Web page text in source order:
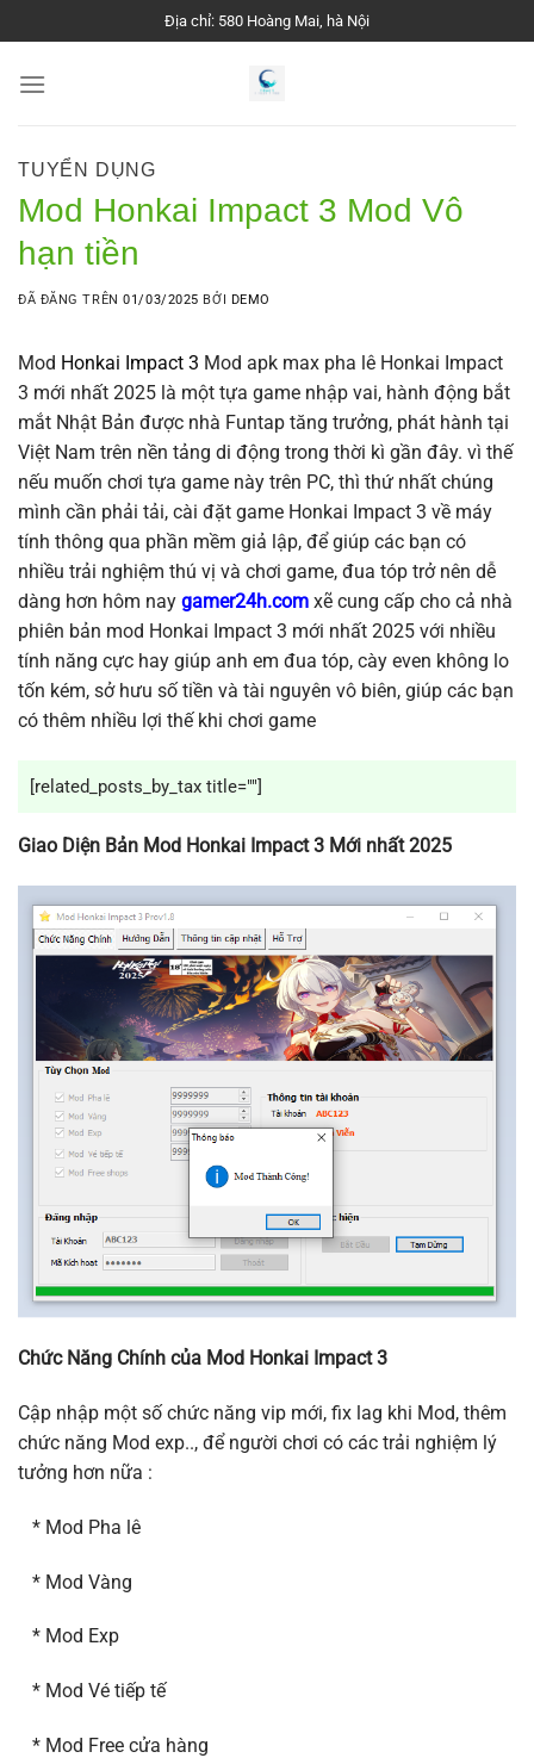
đến
nội
Địa chỉ: 580 Hoàng Mai, hà Nội
TUYỂN DỤNG
Mod Honkai Impact 3 Mod Vô
hạn tiền
ĐÃ ĐĂNG TRÊN01/03/2025 BỞI DEMO
Mod Honkai Impact 3 Mod apk max pha lê Honkai Impact
3 mới nhất 2025 là một tựa game nhập vai, hành động bắt
mắt Nhật Bản được nhà Funtap tăng trưởng, phát hành tại
Việt Nam trên nền tảng di động trong thời kì gần đây. vì thế
nếu muốn chơi tựa game này trên PC, thì thứ nhất chúng
mình cần phải tải, cài đặt game Honkai Impact 3 về máy
tính thông qua phần mềm giả lập, để giúp các bạn có
nhiều trải nghiệm thú vị và chơi game, đua tóp trở nên dễ
dàng hơn hôm nay gamer24h.com xẽ cung cấp cho cả nhà
phiên bản mod Honkai Impact 3 mới nhất 2025 với nhiều
tính năng cực hay giúp anh em đua tóp, cày even không lo
tốn kém, sở hưu số tiền và tài nguyên vô biên, giúp các bạn
có thêm nhiều lợi thế khi chơi game
[related_posts_by_tax title=""]
Giao Diện Bản Mod Honkai Impact 3 Mới nhất 2025
Chức Năng Chính của Mod Honkai Impact 3
Cập nhập một số chức năng vip mới, fix lag khi Mod, thêm
chức năng Mod exp.., để người chơi có các trải nghiệm lý
tưởng hơn nữa :
* Mod Pha lê
* Mod Vàng
* Mod Exp
* Mod Vé tiếp tế
* Mod Free cửa hàng